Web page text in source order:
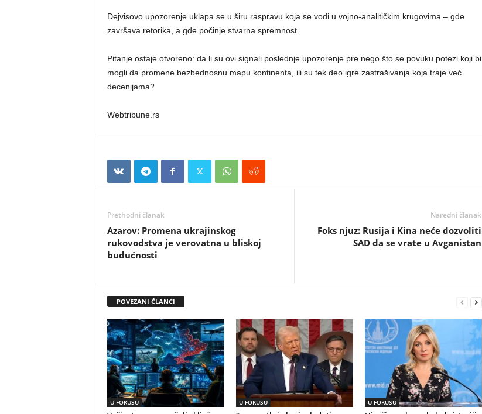
Dejvisovo upozorenje uklapa se u širu raspravu koja se vodi u vojno-analitičkim krugovima – gde
završava retorika, a gde počinje stvarna spremnost.
Pitanje ostaje otvoreno: da li su ovi signali poslednje upozorenje pre nego što se povuku potezi koji bi
mogli da promene bezbednosnu mapu kontinenta, ili su tek deo igre zastrašivanja koja traje već
decenijama?
Webtribune.rs
Prethodni članak
Azarov: Promena ukrajinskog
rukovodstva je verovatna u bliskoj
budućnosti
Naredni članak
Foks njuz: Rusija i Kina neće dozvoliti
SAD da se vrate u Avganistan
POVEZANI ČLANCI
U FOKUSU U FOKUSU U FOKUSU